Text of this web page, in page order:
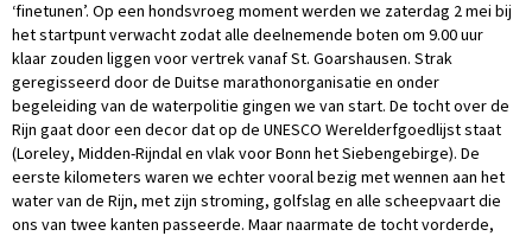
‘finetunen’. Op een hondsvroeg moment werden we zaterdag 2 mei bij
het startpunt verwacht zodat alle deelnemende boten om 9.00 uur
klaar zouden liggen voor vertrek vanaf St. Goarshausen. Strak
geregisseerd door de Duitse marathonorganisatie en onder
begeleiding van de waterpolitie gingen we van start. De tocht over de
Rijn gaat door een decor dat op de UNESCO Werelderfgoedlijst staat
(Loreley, Midden-Rijndal en vlak voor Bonn het Siebengebirge). De
eerste kilometers waren we echter vooral bezig met wennen aan het
water van de Rijn, met zijn stroming, golfslag en alle scheepvaart die
ons van twee kanten passeerde. Maar naarmate de tocht vorderde,